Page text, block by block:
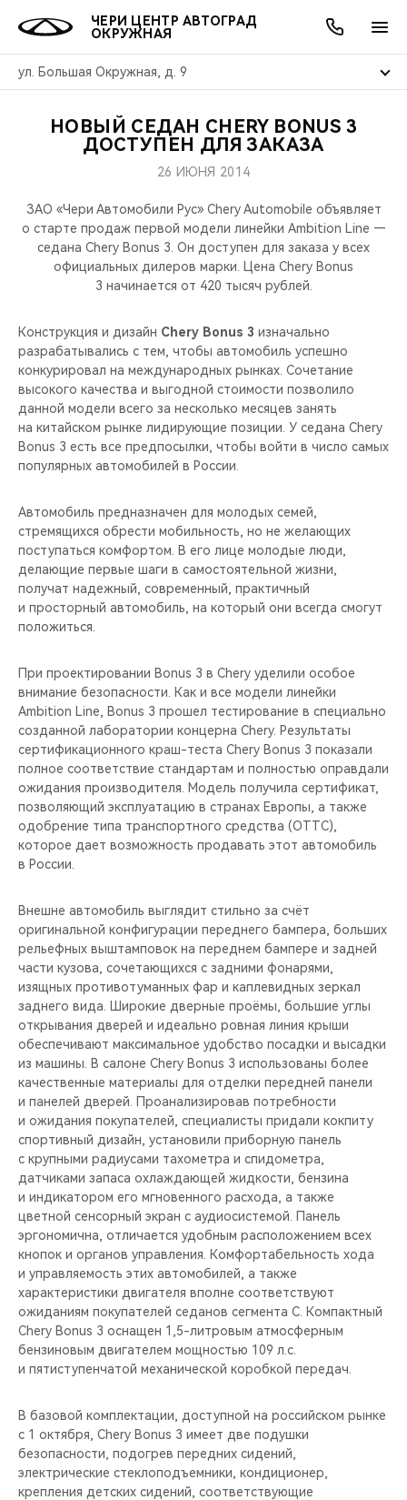
ЧЕРИ ЦЕНТР АВТОГРАД
ОКРУЖНАЯ
ул. Большая Окружная, д. 9
МОДЕЛИ
КРОССОВЕРЫ
НОВИНКИ
ПОКУПАТЕЛЯМ
КРЕДИТ И СТРАХОВАНИЕ
ВЛАДЕЛЬЦАМ
ЗАПЧАСТИ И АКСЕССУАРЫ
ПОДДЕРЖКА
МИР CHERY
О БРЕНДЕ
CHERY В СОЦСЕТЯХ
CHERY REMOTE
ВИДЕООБЗОРЫ
CHERY ДЛЯ ДЕТЕЙ
АКЦИИ
ОНЛАЙН СЕРВИСЫ
КРЕДИТ
О КОМПАНИИ
МЫ В СОЦСЕТЯХ
НОВЫЙ СЕДАН CHERY BONUS 3
ДОСТУПЕН ДЛЯ ЗАКАЗА
26 ИЮНЯ 2014
ЗАО «Чери Автомобили Рус» Chery Automobile объявляет
о старте продаж первой модели линейки Ambition Line —
седана Chery Bonus 3. Он доступен для заказа у всех
официальных дилеров марки. Цена Chery Bonus
3 начинается от 420 тысяч рублей.
Конструкция и дизайн Chery Bonus 3 изначально
разрабатывались с тем, чтобы автомобиль успешно
конкурировал на международных рынках. Сочетание
высокого качества и выгодной стоимости позволило
данной модели всего за несколько месяцев занять
на китайском рынке лидирующие позиции. У седана Chery
Bonus 3 есть все предпосылки, чтобы войти в число самых
популярных автомобилей в России.
Автомобиль предназначен для молодых семей,
стремящихся обрести мобильность, но не желающих
поступаться комфортом. В его лице молодые люди,
делающие первые шаги в самостоятельной жизни,
получат надежный, современный, практичный
и просторный автомобиль, на который они всегда смогут
положиться.
При проектировании Bonus 3 в Chery уделили особое
внимание безопасности. Как и все модели линейки
Ambition Line, Bonus 3 прошел тестирование в специально
созданной лаборатории концерна Chery. Результаты
сертификационного краш-теста Chery Bonus 3 показали
полное соответствие стандартам и полностью оправдали
ожидания производителя. Модель получила сертификат,
позволяющий эксплуатацию в странах Европы, а также
одобрение типа транспортного средства (ОТТС),
которое дает возможность продавать этот автомобиль
в России.
Внешне автомобиль выглядит стильно за счёт
оригинальной конфигурации переднего бампера, больших
рельефных выштамповок на переднем бампере и задней
части кузова, сочетающихся с задними фонарями,
изящных противотуманных фар и каплевидных зеркал
заднего вида. Широкие дверные проёмы, большие углы
открывания дверей и идеально ровная линия крыши
обеспечивают максимальное удобство посадки и высадки
из машины. В салоне Chery Bonus 3 использованы более
качественные материалы для отделки передней панели
и панелей дверей. Проанализировав потребности
и ожидания покупателей, специалисты придали кокпиту
спортивный дизайн, установили приборную панель
с крупными радиусами тахометра и спидометра,
датчиками запаса охлаждающей жидкости, бензина
и индикатором его мгновенного расхода, а также
цветной сенсорный экран с аудиосистемой. Панель
эргономична, отличается удобным расположением всех
кнопок и органов управления. Комфортабельность хода
и управляемость этих автомобилей, а также
характеристики двигателя вполне соответствуют
ожиданиям покупателей седанов сегмента С. Компактный
Chery Bonus 3 оснащен 1,5-литровым атмосферным
бензиновым двигателем мощностью 109 л.с.
и пятиступенчатой механической коробкой передач.
В базовой комплектации, доступной на российском рынке
с 1 октября, Chery Bonus 3 имеет две подушки
безопасности, подогрев передних сидений,
электрические стеклоподъемники, кондиционер,
крепления детских сидений, соответствующие